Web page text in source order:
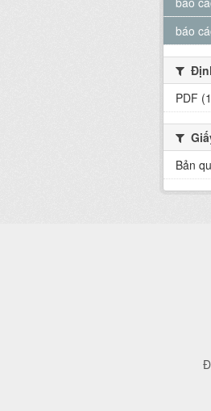
báo
PDF
Bản